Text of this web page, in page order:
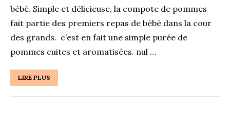
bébé. Simple et délicieuse, la compote de pommes
fait partie des premiers repas de bébé dans la cour
des grands. c’est en fait une simple purée de
pommes cuites et aromatisées. nul …
LIRE PLUS